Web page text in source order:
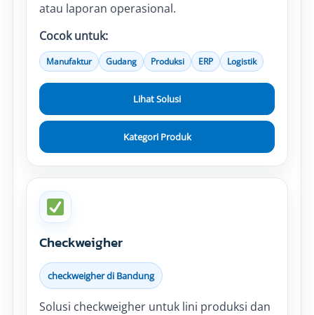
atau laporan operasional.
Cocok untuk:
Manufaktur Gudang Produksi ERP Logistik
Lihat Solusi
Kategori Produk
Checkweigher
checkweigher di Bandung
Solusi checkweigher untuk lini produksi dan